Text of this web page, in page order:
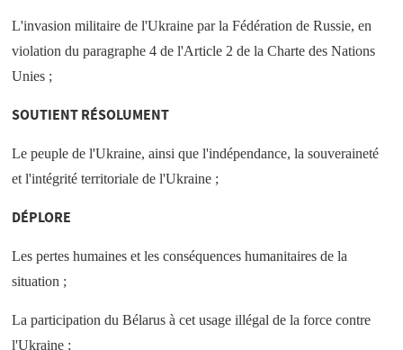
L'invasion militaire de l'Ukraine par la Fédération de Russie, en
violation du paragraphe 4 de l'Article 2 de la Charte des Nations
Unies ;
SOUTIENT RÉSOLUMENT
Le peuple de l'Ukraine, ainsi que l'indépendance, la souveraineté
et l'intégrité territoriale de l'Ukraine ;
DÉPLORE
Les pertes humaines et les conséquences humanitaires de la
situation ;
La participation du Bélarus à cet usage illégal de la force contre
l'Ukraine ;